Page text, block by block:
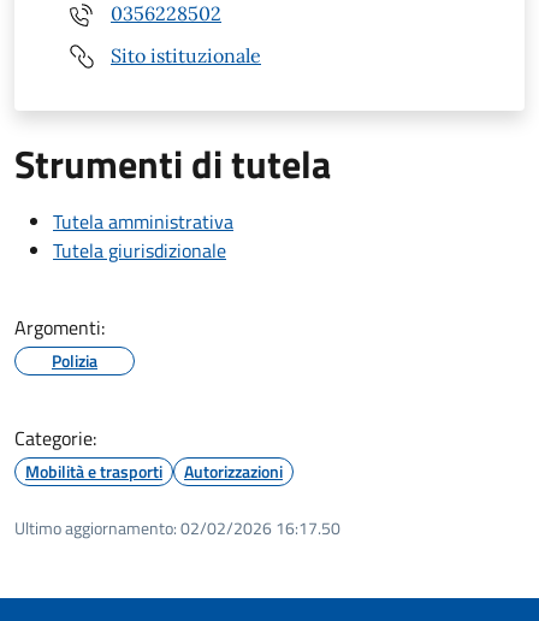
0356228502
Sito istituzionale
Strumenti di tutela
Tutela amministrativa
Tutela giurisdizionale
Argomenti:
Polizia
Categorie:
Mobilità e trasporti Autorizzazioni
Ultimo aggiornamento:02/02/2026 16:17.50